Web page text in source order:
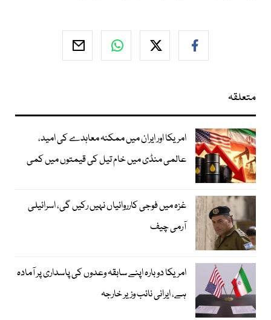
متعلقہ
امریکا اور ایران میں ممکنہ معاہدے کی امید،
عالمی منڈی میں خام تیل کی قیمتوں میں کمی
غزہ میں فوجی کارروائیاں نہیں رکیں گی، اسرائیلی
آرمی چیف
امریکا دوبارہ اپنے سابقہ وعدوں کی پاسداری پر آمادہ
ہے، ایرانی نائب وزیر خارجہ